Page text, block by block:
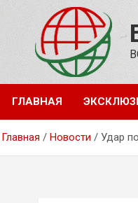
содержимому
ГЛАВНАЯ
Главная Новости Удар